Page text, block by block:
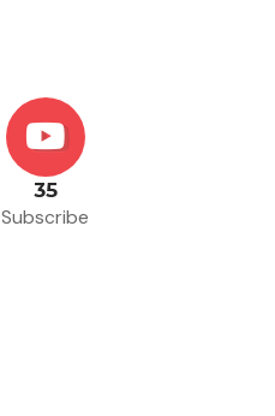
35
Subscribe